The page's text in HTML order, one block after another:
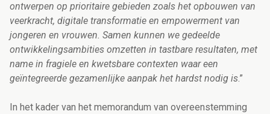
ontwerpen op prioritaire gebieden zoals het opbouwen van
veerkracht, digitale transformatie en empowerment van
jongeren en vrouwen. Samen kunnen we gedeelde
ontwikkelingsambities omzetten in tastbare resultaten, met
name in fragiele en kwetsbare contexten waar een
geïntegreerde gezamenlijke aanpak het hardst nodig is.”
In het kader van het memorandum van overeenstemming